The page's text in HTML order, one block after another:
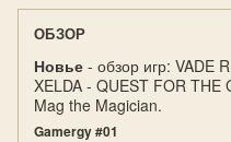
ОБЗОР
Новье - обзор игр: VADE
XELDA - QUEST FOR THE
Mag the Magician.
Gamergy #01